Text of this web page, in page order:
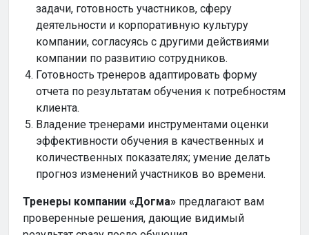
задачи, готовность участников, сферу
деятельности и корпоративную культуру
компании, согласуясь с другими действиями
компании по развитию сотрудников.
Готовность тренеров адаптировать форму
отчета по результатам обучения к потребностям
клиента.
Владение тренерами инструментами оценки
эффективности обучения в качественных и
количественных показателях; умение делать
прогноз изменений участников во времени.
Тренеры компании «Догма» предлагают вам
проверенные решения, дающие видимый